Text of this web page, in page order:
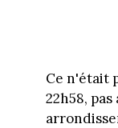
Ce n'était
22h58,